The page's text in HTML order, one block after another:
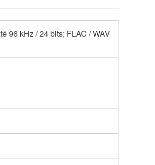
96 kHz / 24 bits; FLAC / WAV